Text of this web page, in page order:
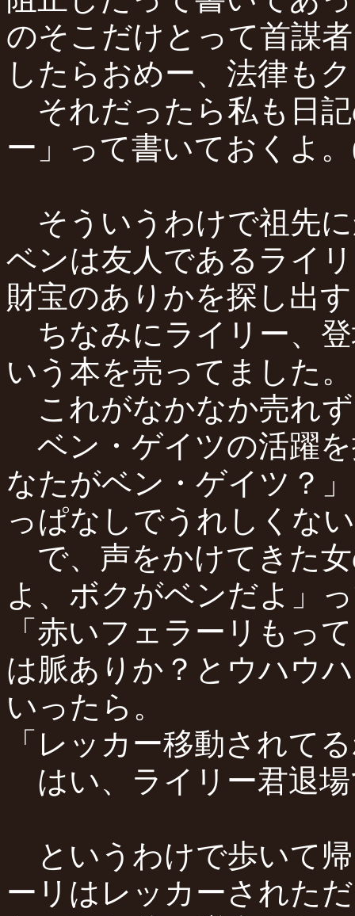
のそこだけとって首謀
したらおめー、法律も
それだったら私も日
ー」って書いておくよ
そういうわけで祖先
ベンは友人であるライ
財宝のありかを探し出
ちなみにライリー、
いう本を売ってました。
これがなかなか売れ
ベン・ゲイツの活躍
なたがベン・ゲイツ？
っぱなしでうれしくな
で、声をかけてきた
よ、ボクがベンだよ」
「赤いフェラーリもっ
は脈ありか？とウハウ
いったら。
「レッカー移動されて
はい、ライリー君退
というわけで歩いて
ーリはレッカーされた